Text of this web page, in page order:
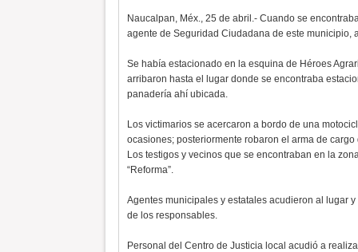
Naucalpan, Méx., 25 de abril.- Cuando se
agente de Seguridad Ciudadana de este municipio,
Se había estacionado en la esquina de Héroes
arribaron hasta el lugar donde se encontraba
panadería ahí ubicada.
Los victimarios se acercaron a bordo de una
ocasiones; posteriormente robaron el arma de
Los testigos y vecinos que se encontraban en la
“Reforma”.
Agentes municipales y estatales acudieron al lugar
de los responsables.
Personal del Centro de Justicia local acudió a